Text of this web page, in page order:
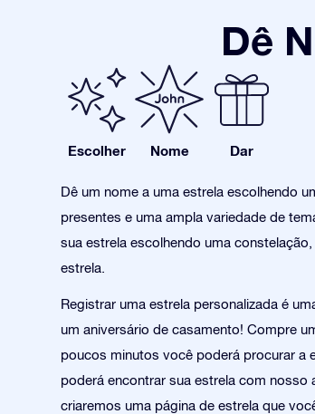
Dê
Escolher Nome Dar
Dê um nome a uma estrela escolhendo
presentes e uma ampla variedade de
sua estrela escolhendo uma
estrela.
Registrar uma estrela personalizada é
um aniversário de casamento! Compre
poucos minutos você poderá procurar a
poderá encontrar sua estrela com nosso
criaremos uma página de estrela que